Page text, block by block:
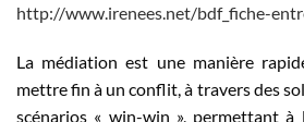
http://www.irenees.net/bdf_fiche-
La médiation est une manière
mettre fin à un conflit, à travers des
scénarios « win-win », permettant à